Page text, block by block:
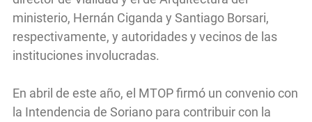
ministerio, Hernán Ciganda y Santiago Borsari,
respectivamente, y autoridades y vecinos de las
instituciones involucradas.
En abril de este año, el MTOP firmó un convenio con
la Intendencia de Soriano para contribuir con la